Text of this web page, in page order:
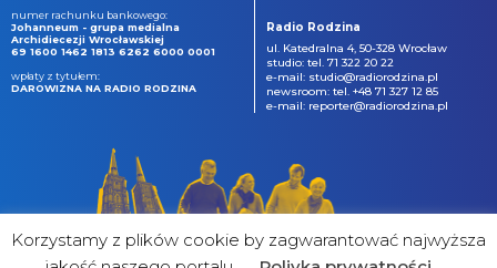
numer rachunku bankowego:
Johanneum - grupa medialna
Archidiecezji Wrocławskiej
69 1600 1462 1813 6262 6000 0001
wpłaty z tytułem:
DAROWIZNA NA RADIO RODZINA
Radio Rodzina
ul. Katedralna 4, 50-328 Wrocław
studio: tel. 71 322 20 22
e-mail: studio@radiorodzina.pl
newsroom: tel. +48 71 327 12 85
e-mail: reporter@radiorodzina.pl
Korzystamy z plików cookie by zagwarantować najwyższa